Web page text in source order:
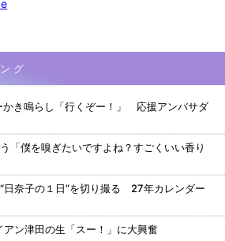
グ
き鳴らし「行くぞー！」 応援アンバサダ
僕を嗅ぎたいですよね？すごくいい香り
奈子の１日”を切り撮る 27年カレンダー
ン津田の生「スー！」に大興奮